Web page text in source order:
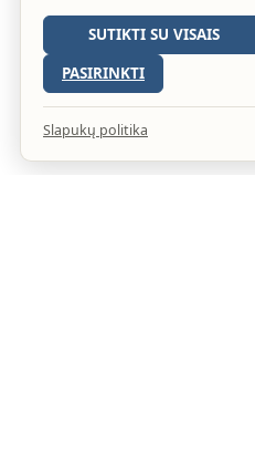
SUTIKTI SU VISAIS
PASIRINKTI
Slapukų politika